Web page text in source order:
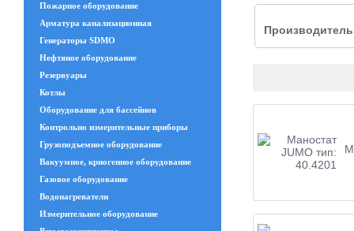
Пожарное оборудование
Арматура канализационная
Генераторы SDMO
Нефтяное оборудование
Резервуары
Котлы
Оборудование для бассейнов
Контрольно измерительные приборы
Грузоподъемное оборудование
Вакуумное, криогенное оборудование
Газовое оборудование
Водонагреватели
Измерительное оборудование
Производитель